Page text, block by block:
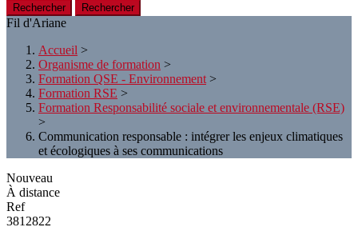
Rechercher
Fil d'Ariane
Accueil >
Organisme de formation >
Formation QSE - Environnement >
Formation RSE >
Formation Responsabilité sociale et environnementale (RSE)
>
Communication responsable : intégrer les enjeux climatiques
et écologiques à ses communications
Nouveau
À distance
Ref
3812822